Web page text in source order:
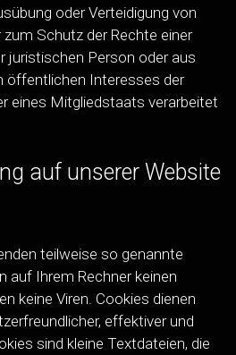
oder Verteidigung von
Schutz der Rechte einer
juristischen Person oder aus
öffentlichen Interesses der
eines Mitgliedstaats verarbeitet
auf unserer Website
teilweise so genannte
auf Ihrem Rechner keinen
keine Viren. Cookies dienen
effektiver und
sind kleine Textdateien, die